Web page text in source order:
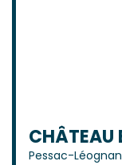
CHÂTEAU
Pessac-